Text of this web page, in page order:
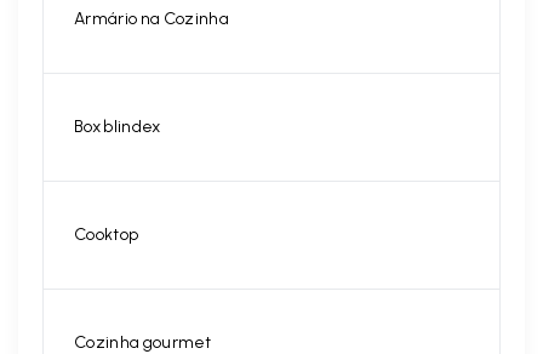
Armário na Cozinha
Box blindex
Cooktop
Cozinha gourmet